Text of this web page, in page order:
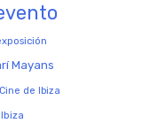
Mayans
de Ibiza